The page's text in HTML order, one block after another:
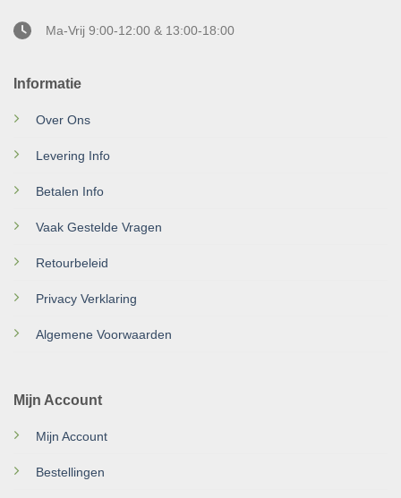
Informatie
Over Ons
Levering Info
Betalen Info
Vaak Gestelde Vragen
Retourbeleid
Privacy Verklaring
Algemene Voorwaarden
Mijn Account
Mijn Account
Bestellingen
Ma-Vrij 9:00-12:00 & 13:00-18:00